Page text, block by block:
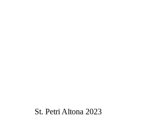
St. Petri Altona 2023